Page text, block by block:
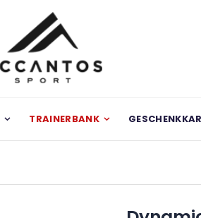
TRAINERBANK